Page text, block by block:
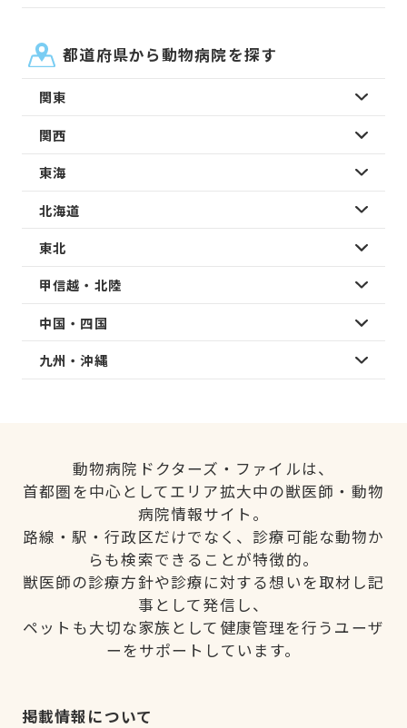
都道府県から動物病院を探す
関東
関西
東海
北海道
東北
甲信越・北陸
中国・四国
九州・沖縄
動物病院ドクターズ・ファイルは、
首都圏を中心としてエリア拡大中の獣医師・動物
病院情報サイト。
路線・駅・行政区だけでなく、診療可能な動物か
らも検索できることが特徴的。
獣医師の診療方針や診療に対する想いを取材し記
事として発信し、
ペットも大切な家族として健康管理を行うユーザ
ーをサポートしています。
掲載情報について